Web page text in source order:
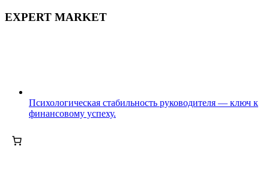
EXPERT MARKET
Психологическая стабильность руководителя — ключ к
финансовому успеху.